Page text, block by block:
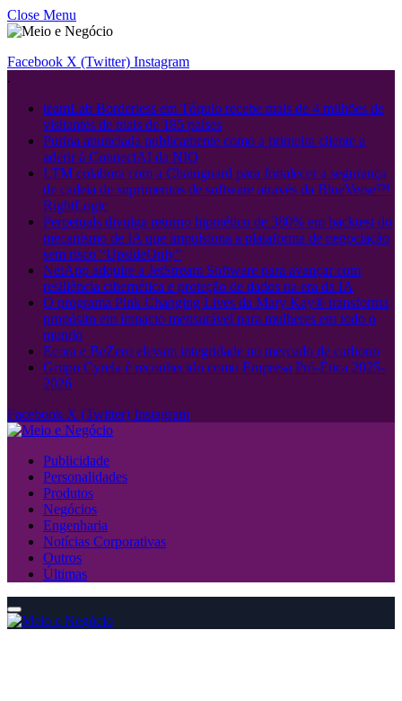
Close Menu
Facebook X (Twitter) Instagram
.
teamLab Borderless em Tóquio recebe mais de 4 milhões de
visitantes de mais de 185 países
Purina anunciada publicamente como a primeira cliente a
aderir à ConnectAI da NIQ
LTM colabora com a Chainguard para fortalecer a segurança
de cadeia de suprimentos de software através da BlueVerse™
RightLogic
Perpetuals divulga retorno hipotético de 380% em backtest do
mecanismo de IA que impulsiona a plataforma de negociação
sem risco “UpsideOnly”
NetApp adquire a JetStream Software para avançar com
resiliência cibernética e proteção de dados na era da IA
O programa Pink Changing Lives da Mary Kay® transforma
propósito em impacto mensurável para mulheres em todo o
mundo
Ecora e BeZero elevam integridade no mercado de carbono
Grupo Cyrela é reconhecido como Empresa Pró-Ética 2025-
2026
Facebook X (Twitter) Instagram
Publicidade
Personalidades
Produtos
Negócios
Engenharia
Notícias Corporativas
Outros
Últimas